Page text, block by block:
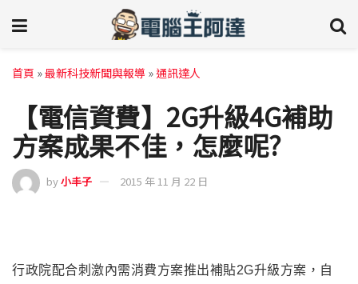
首頁 »最新科技新聞與報導 »通訊達人
【電信資費】2G升級4G補助
方案成果不佳，怎麼呢?
by小丰子 2015 年 11 月 22 日
行政院配合刺激內需消費方案推出補貼2G升級方案，自